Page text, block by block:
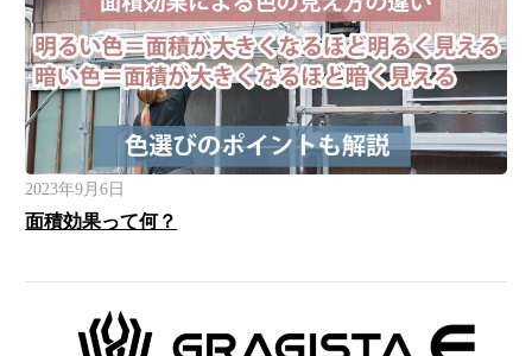
2023年9月6日
面積効果って何？